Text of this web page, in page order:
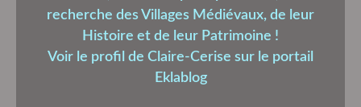
recherche des Villages Médiévaux, de leur
Histoire et de leur Patrimoine !
Voir le profil de Claire-Cerise sur le portail
Eklablog